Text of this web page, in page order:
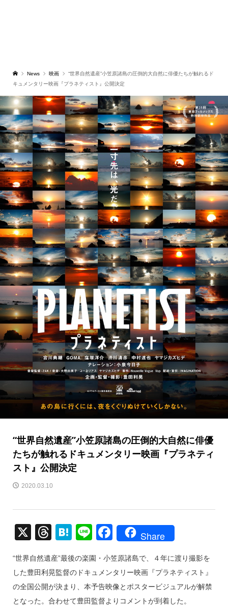
News 映画
“世界自然遺産”小笠原諸島の圧倒的大自然に俳優たちが触れるド
キュメンタリー映画『プラネティスト』公開決定
“世界自然遺産”小笠原諸島の圧倒的大自然に俳優
たちが触れるドキュメンタリー映画『プラネティ
スト』公開決定
2020.03.10
X T
e
a
d
H
e
n
a
Li
e
F
c
e
b
Share
“世界自然遺産”最後の楽園・小笠原諸島で、４年に渡り撮影を
した豊田利晃監督のドキュメンタリー映画『プラネティスト』
の全国公開が決まり、本予告映像とポスタービジュアルが解禁
となった。合わせて豊田監督よりコメントが到着した。